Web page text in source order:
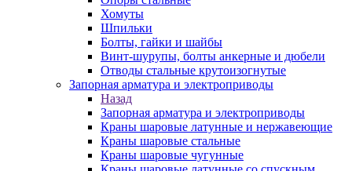
Хомуты
Шпильки
Болты, гайки и шайбы
Винт-шурупы, болты анкерные и дюбели
Отводы стальные крутоизогнутые
Запорная арматура и электроприводы
Назад
Запорная арматура и электроприводы
Краны шаровые латунные и нержавеющие
Краны шаровые стальные
Краны шаровые чугунные